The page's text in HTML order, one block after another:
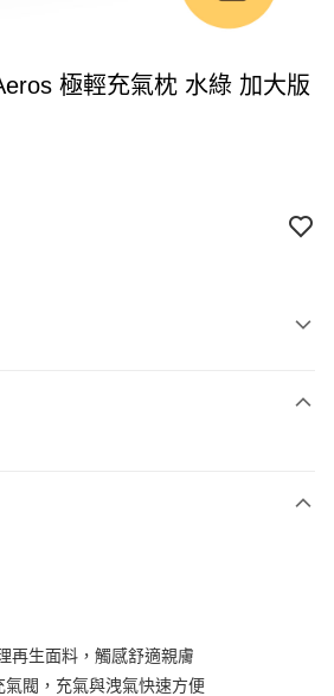
極輕充氣枕 水綠 加大版
再生面料，觸感舒適親膚
氣閥，充氣與洩氣快速方便